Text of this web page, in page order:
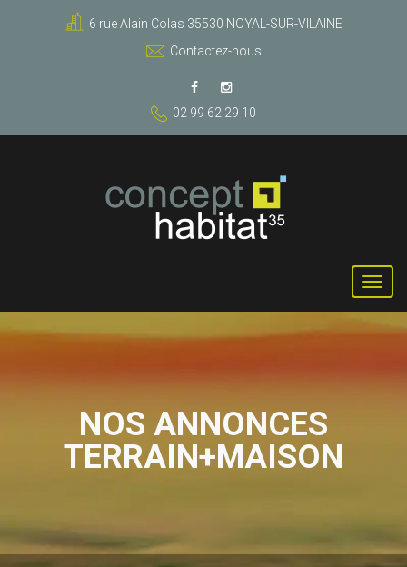
6 rue Alain Colas 35530 NOYAL-SUR-VILAINE
Contactez-nous
02 99 62 29 10
NOS ANNONCES
TERRAIN+MAISON